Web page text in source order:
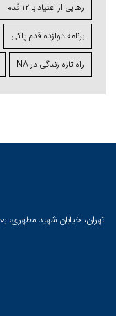
رهایی از اعتیاد با ۱۲ قدم
برنامه دوازده قدم پاکی
راه تازه زندگی در NA